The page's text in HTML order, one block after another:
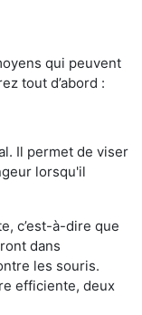
qui peuvent
tout d’abord :
Il permet de viser
lorsqu'il
c’est-à-dire que
dans
les souris.
efficiente, deux